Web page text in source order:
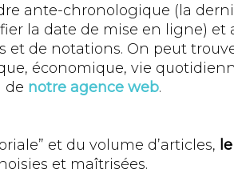
ante-chronologique (la
la date de mise en ligne) et
et de notations. On peut
économique, vie
de notre agence web.
et du volume d’articles,
et maîtrisées.